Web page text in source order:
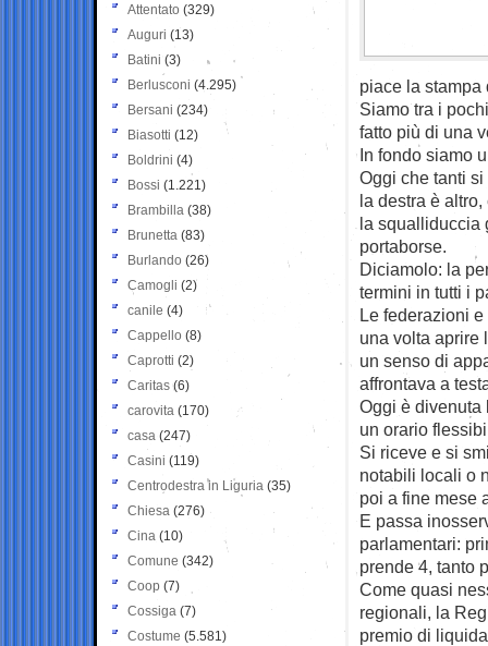
piace la
Siamo tra i
fatto più di una
In fondo siamo
Oggi che tanti
la destra è
la squalliduccia
portaborse.
Diciamolo: la
termini in tutti i
Le federazioni
una volta aprire
un senso di
affrontava a
Oggi è divenuta
un orario
Si riceve e si
notabili locali o
poi a fine mese
E passa
parlamentari:
prende 4, tanto
Come quasi
regionali, la
premio di
Attentato (329)
Auguri (13)
Batini (3)
Berlusconi (4.295)
Bersani (234)
Biasotti (12)
Boldrini (4)
Bossi (1.221)
Brambilla (38)
Brunetta (83)
Burlando (26)
Camogli (2)
canile (4)
Cappello (8)
Caprotti (2)
Caritas (6)
carovita (170)
casa (247)
Casini (119)
Centrodestra in Liguria (35)
Chiesa (276)
Cina (10)
Comune (342)
Coop (7)
Cossiga (7)
Costume (5.581)